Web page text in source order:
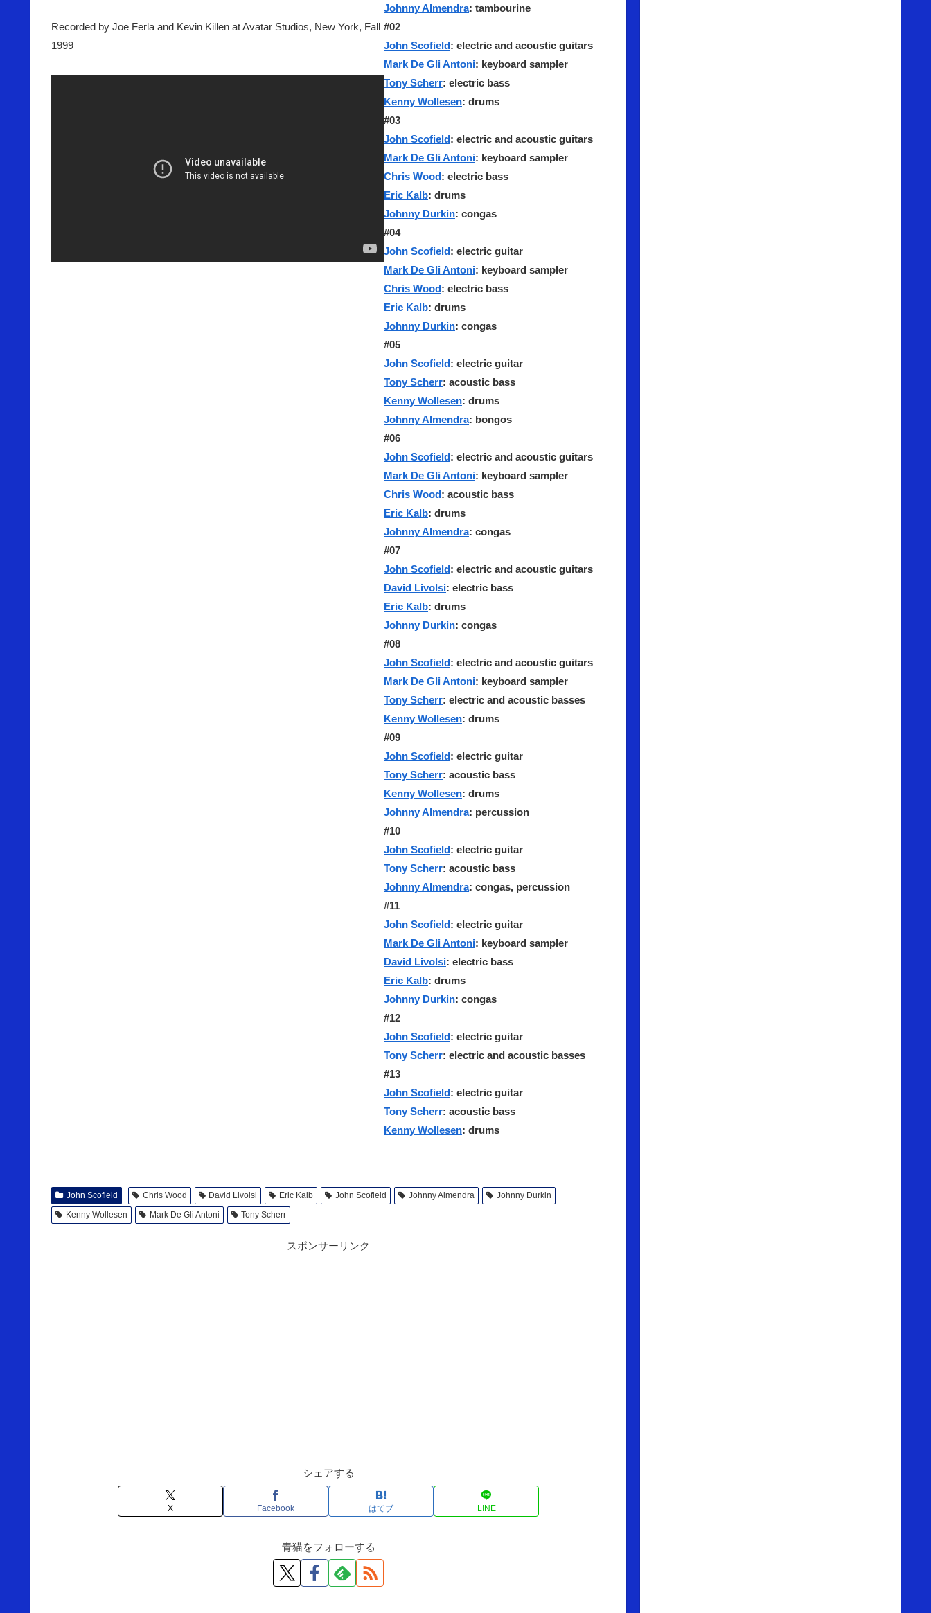
Recorded by Joe Ferla and Kevin Killen at Avatar Studios, New York, Fall
1999
Johnny Almendra: tambourine
#02
John Scofield: electric and acoustic guitars
Mark De Gli Antoni: keyboard sampler
Tony Scherr: electric bass
Kenny Wollesen: drums
#03
John Scofield: electric and acoustic guitars
Mark De Gli Antoni: keyboard sampler
Chris Wood: electric bass
Eric Kalb: drums
Johnny Durkin: congas
#04
John Scofield: electric guitar
Mark De Gli Antoni: keyboard sampler
Chris Wood: electric bass
Eric Kalb: drums
Johnny Durkin: congas
#05
John Scofield: electric guitar
Tony Scherr: acoustic bass
Kenny Wollesen: drums
Johnny Almendra: bongos
#06
John Scofield: electric and acoustic guitars
Mark De Gli Antoni: keyboard sampler
Chris Wood: acoustic bass
Eric Kalb: drums
Johnny Almendra: congas
#07
John Scofield: electric and acoustic guitars
David Livolsi: electric bass
Eric Kalb: drums
Johnny Durkin: congas
#08
John Scofield: electric and acoustic guitars
Mark De Gli Antoni: keyboard sampler
Tony Scherr: electric and acoustic basses
Kenny Wollesen: drums
#09
John Scofield: electric guitar
Tony Scherr: acoustic bass
Kenny Wollesen: drums
Johnny Almendra: percussion
#10
John Scofield: electric guitar
Tony Scherr: acoustic bass
Johnny Almendra: congas, percussion
#11
John Scofield: electric guitar
Mark De Gli Antoni: keyboard sampler
David Livolsi: electric bass
Eric Kalb: drums
Johnny Durkin: congas
#12
John Scofield: electric guitar
Tony Scherr: electric and acoustic basses
#13
John Scofield: electric guitar
Tony Scherr: acoustic bass
Kenny Wollesen: drums
John Scofield Chris Wood David Livolsi Eric Kalb John Scofield Johnny Almendra
Johnny Durkin
Kenny Wollesen
Mark De Gli Antoni Tony Scherr
スポンサーリンク
シェアする
X Facebook はてブ LINE
青猫をフォローする